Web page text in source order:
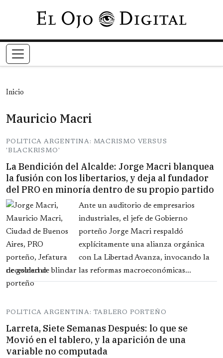
Pasar al contenido principal
Inicio
Mauricio Macri
POLITICA ARGENTINA: MACRISMO VERSUS
'BLACKRISMO'
La Bendición del Alcalde: Jorge Macri blanquea
la fusión con los libertarios, y deja al fundador
del PRO en minoría dentro de su propio partido
Ante un auditorio de empresarios
industriales, el jefe de Gobierno
porteño Jorge Macri respaldó
explícitamente una alianza orgánica
con La Libertad Avanza, invocando la
necesidad de blindar las reformas macroeconómicas...
POLITICA ARGENTINA: TABLERO PORTEÑO
Larreta, Siete Semanas Después: lo que se
Movió en el tablero, y la aparición de una
variable no computada